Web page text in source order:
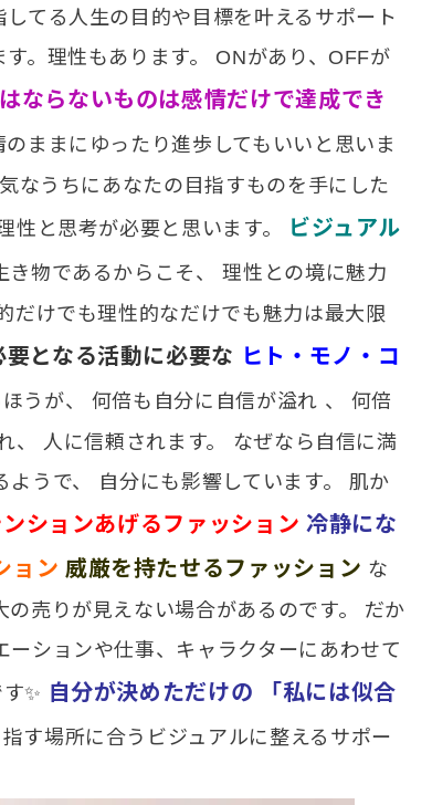
てる人生の目的や目標を叶えるサポート
。理性もあります。 ONがあり、OFFが
ならないものは感情だけで達成でき
ままにゆったり進歩してもいいと思いま
なうちにあなたの目指すものを手にした
性と思考が必要と思います。
ビジュアル
き物であるからこそ、 理性との境に魅力
だけでも理性的なだけでも魅力は最大限
要となる活動に必要な ヒト・モノ・コ
ほうが、 何倍も自分に自信が溢れ 、 何倍
、 人に信頼されます。 なぜなら自信に満
うで、 自分にも影響しています。 肌か
ションあげるファッション 冷静にな
ョン 威厳を持たせるファッション な
売りが見えない場合があるのです。 だか
ションや仕事、キャラクターにあわせて
✨ 自分が決めただけの
「私には似合
す場所に合うビジュアルに整えるサポー